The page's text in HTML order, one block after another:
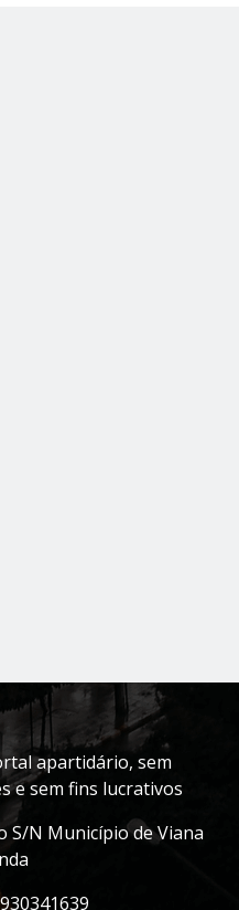
apartidário, sem
e sem fins lucrativos
S/N Município de Viana